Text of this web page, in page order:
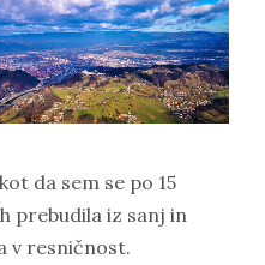
da sem se po 15
prebudila iz sanj in
v resničnost.